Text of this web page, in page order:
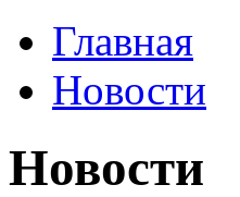
Главная
Новости
Новости